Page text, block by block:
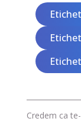
Credem ca